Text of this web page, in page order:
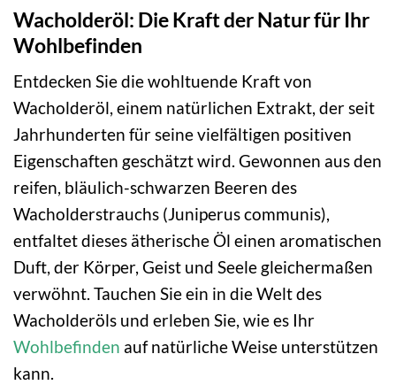
Wacholderöl: Die Kraft der Natur für Ihr
Wohlbefinden
Entdecken Sie die wohltuende Kraft von
Wacholderöl, einem natürlichen Extrakt, der seit
Jahrhunderten für seine vielfältigen positiven
Eigenschaften geschätzt wird. Gewonnen aus den
reifen, bläulich-schwarzen Beeren des
Wacholderstrauchs (Juniperus communis),
entfaltet dieses ätherische Öl einen aromatischen
Duft, der Körper, Geist und Seele gleichermaßen
verwöhnt. Tauchen Sie ein in die Welt des
Wacholderöls und erleben Sie, wie es Ihr
Wohlbefinden auf natürliche Weise unterstützen
kann.